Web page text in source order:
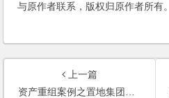
与原作者联系，版权归原作者所有。
上一篇
资产重组案例之置地集团上海有限公司资产重组法律服务